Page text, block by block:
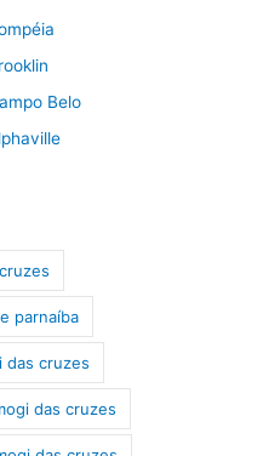
Belo
parnaíba
das cruzes
das cruzes